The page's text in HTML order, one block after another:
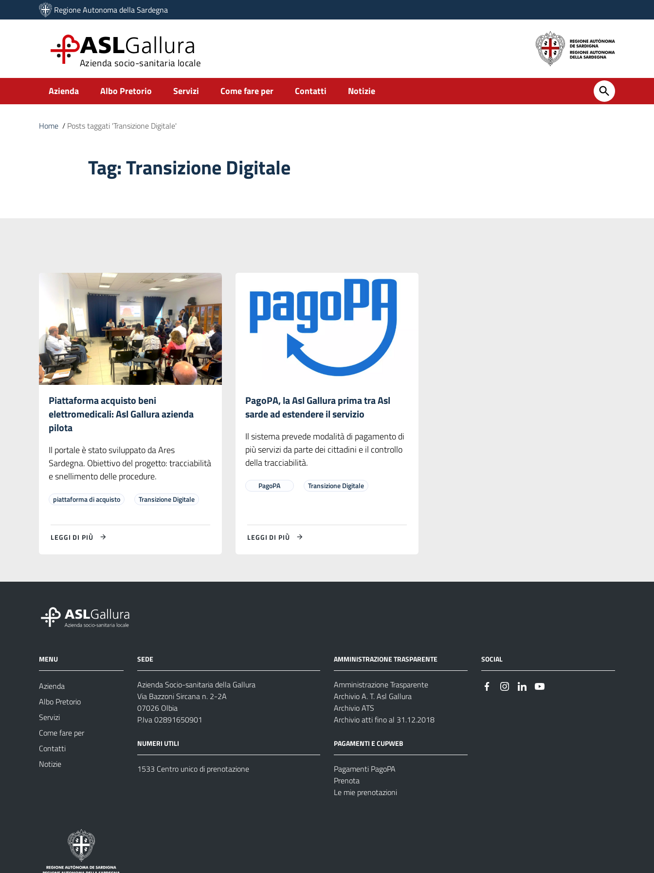
Vai ai contenuti
Vai al menu di navigazione
Regione Autonoma della Sardegna
ASLGallura
Azienda socio-sanitaria locale
Submenu
Azienda Albo Pretorio Servizi Come fare per Contatti Notizie
Home / Posts taggati 'Transizione Digitale'
Tag:Transizione Digitale
Piattaforma acquisto beni
elettromedicali: Asl Gallura azienda
pilota
Il portale è stato sviluppato da Ares
Sardegna. Obiettivo del progetto: tracciabilità
e snellimento delle procedure.
piattaforma di acquisto Transizione Digitale
LEGGI DI PIÙ
PagoPA, la Asl Gallura prima tra Asl
sarde ad estendere il servizio
Il sistema prevede modalità di pagamento di
più servizi da parte dei cittadini e il controllo
della tracciabilità.
PagoPA Transizione Digitale
LEGGI DI PIÙ
MENU
Azienda
Albo Pretorio
Servizi
Come fare per
Contatti
Notizie
SEDE
Azienda Socio-sanitaria della Gallura
Via Bazzoni Sircana n. 2-2A
07026 Olbia
P.Iva 02891650901
NUMERI UTILI
1533 Centro unico di prenotazione
AMMINISTRAZIONE TRASPARENTE
Amministrazione Trasparente
Archivio A. T. Asl Gallura
Archivio ATS
Archivio atti fino al 31.12.2018
PAGAMENTI E CUPWEB
Pagamenti PagoPA
Prenota
Le mie prenotazioni
SOCIAL